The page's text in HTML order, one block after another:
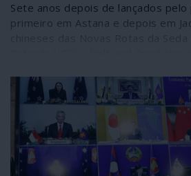
Sete anos depois de lançados pelo
primeiro em Astana e depois em
num transe alucinado.